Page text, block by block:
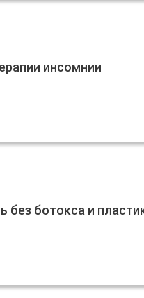
инсомнии
без ботокса и